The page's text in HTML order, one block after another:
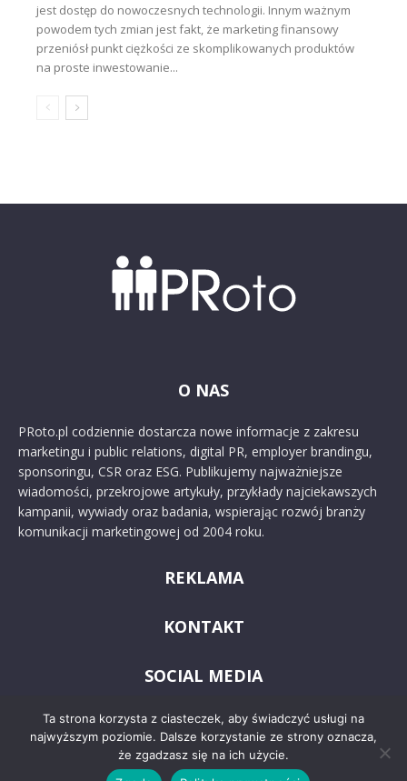
jest dostęp do nowoczesnych technologii. Innym ważnym
powodem tych zmian jest fakt, że marketing finansowy
przeniósł punkt ciężkości ze skomplikowanych produktów
na proste inwestowanie...
O NAS
PRoto.pl codziennie dostarcza nowe informacje z zakresu
marketingu i public relations, digital PR, employer brandingu,
sponsoringu, CSR oraz ESG. Publikujemy najważniejsze
wiadomości, przekrojowe artykuły, przykłady najciekawszych
kampanii, wywiady oraz badania, wspierając rozwój branży
komunikacji marketingowej od 2004 roku.
REKLAMA
KONTAKT
SOCIAL MEDIA
Ta strona korzysta z ciasteczek, aby świadczyć usługi na
najwyższym poziomie. Dalsze korzystanie ze strony oznacza,
że zgadzasz się na ich użycie.